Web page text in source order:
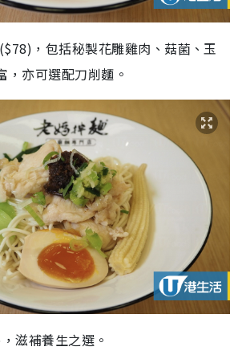
，包括秘製花雕雞肉、菇菌、玉
，亦可選配刀削麵。
滋補養生之選。